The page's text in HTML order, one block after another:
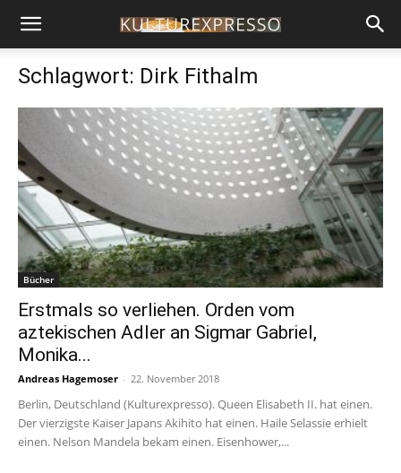
Schlagwort: Dirk Fithalm
Bücher
Erstmals so verliehen. Orden vom
aztekischen Adler an Sigmar Gabriel,
Monika...
Andreas Hagemoser - 22. November 2018
Berlin, Deutschland (Kulturexpresso). Queen Elisabeth II. hat einen.
Der vierzigste Kaiser Japans Akihito hat einen. Haile Selassie erhielt
einen. Nelson Mandela bekam einen. Eisenhower,...